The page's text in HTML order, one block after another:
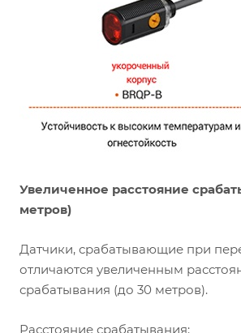
Увеличенное расстояние
метров)
Датчики, срабатывающие при
отличаются увеличенным
срабатывания (до 30 метров).
Расстояние срабатывания: